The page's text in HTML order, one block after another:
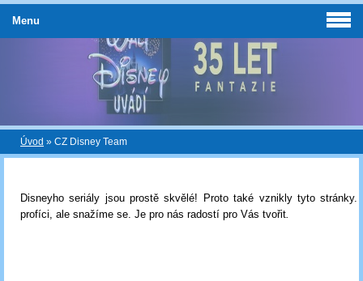
Úvod » CZ Disney Team
Disneyho seriály jsou prostě skvělé! Proto také vznikly tyto stránky.
profíci, ale snažíme se. Je pro nás radostí pro Vás tvořit.
Menu